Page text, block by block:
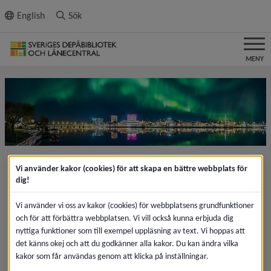
innehållet
English Sök
MENY
Vi använder kakor (cookies) för att skapa en bättre webbplats för
dig!
Vi använder vi oss av kakor (cookies) för webbplatsens grundfunktioner
och för att förbättra webbplatsen. Vi vill också kunna erbjuda dig
nyttiga funktioner som till exempel uppläsning av text. Vi hoppas att
det känns okej och att du godkänner alla kakor. Du kan ändra vilka
kakor som får användas genom att klicka på inställningar.